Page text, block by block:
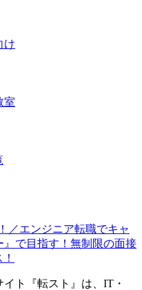
け
室
／エンジニア転職でキャ
』で目指す！無制限の面接
ト『転スト』は、IT・